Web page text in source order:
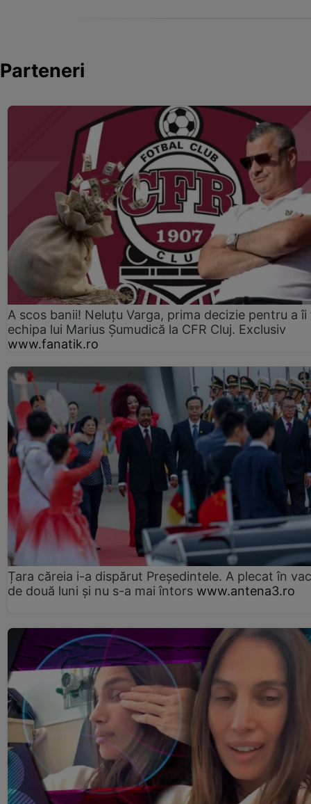
Parteneri
A scos banii! Neluțu Varga, prima decizie pentru a îi
echipa lui Marius Șumudică la CFR Cluj. Exclusiv
www.fanatik.ro
Țara căreia i-a dispărut Președintele. A plecat în
de două luni și nu s-a mai întors www.antena3.ro